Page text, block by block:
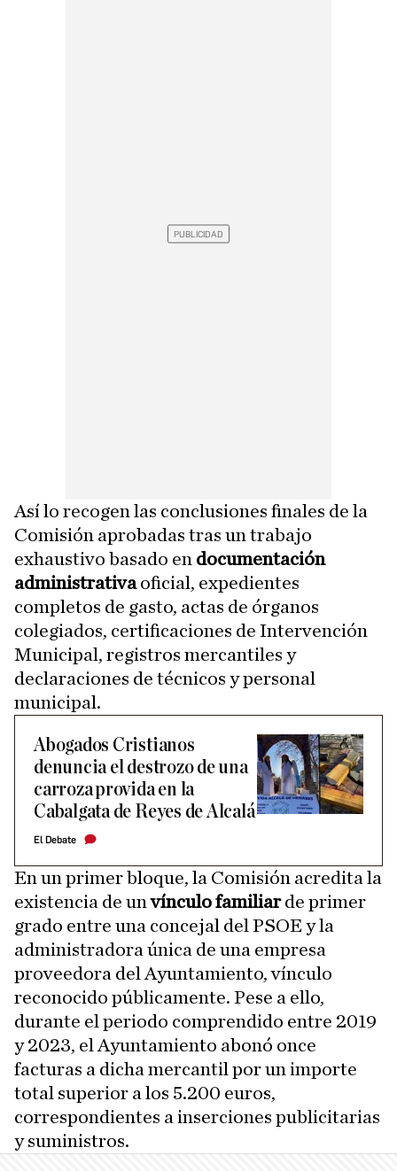
Así lo recogen las conclusiones finales de la
Comisión aprobadas tras un trabajo
exhaustivo basado en documentación
administrativaoficial, expedientes
completos de gasto, actas de órganos
colegiados, certificaciones de Intervención
Municipal, registros mercantiles y
declaraciones de técnicos y personal
municipal.
Abogados Cristianos
denuncia el destrozo de una
carroza provida en la
Cabalgata de Reyes de Alcalá
El Debate
En un primer bloque, la Comisión acredita la
existencia de unvínculo familiarde primer
grado entre una concejal del PSOE y la
administradora única de una empresa
proveedora del Ayuntamiento, vínculo
reconocido públicamente. Pese a ello,
durante el periodo comprendido entre 2019
y 2023, el Ayuntamiento abonó once
facturas a dicha mercantil por un importe
total superior a los 5.200 euros,
correspondientes a inserciones publicitarias
y suministros.